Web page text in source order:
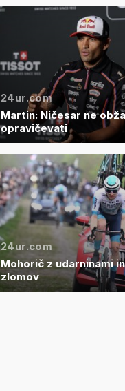
24ur.com
Martin: Ničesar ne
opravičevati
24ur.com
Mohorič z udarninami
zlomov